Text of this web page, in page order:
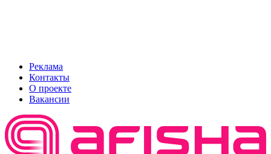
Реклама
Контакты
О проекте
Вакансии